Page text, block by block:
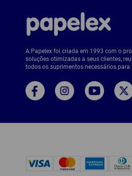
A Papelex foi criada em 1993 com o
soluções otimizadas a seus clientes,
todos os suprimentos necessários